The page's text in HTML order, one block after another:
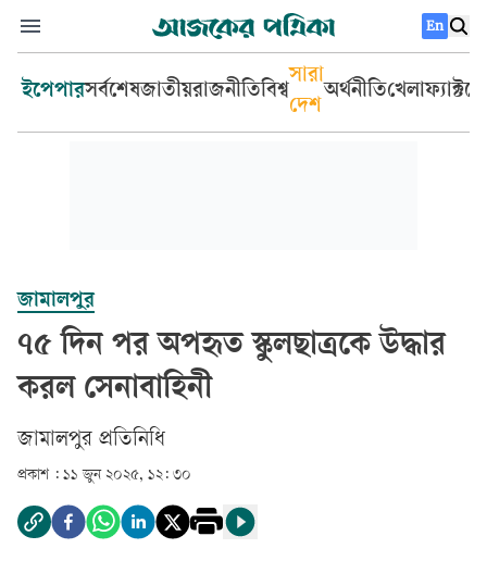
En
ইপেপারসর্বশেষজাতীয়রাজনীতিবিশ্ব
সারা
দেশ
অর্থনীতিখেলা
জামালপুর
৭৫ দিন পর অপহৃত স্কুলছাত্রকে উদ্ধার
করল সেনাবাহিনী
জামালপুর প্রতিনিধি
প্রকাশ : ১১ জুন ২০২৫, ১২: ৩০